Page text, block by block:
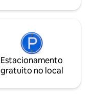
Estacionamento
gratuito no local